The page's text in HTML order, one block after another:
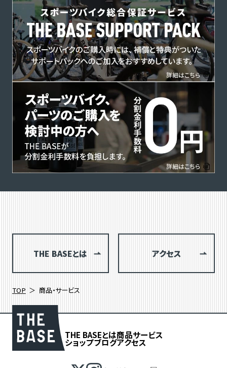
THE BASEとは アクセス
TOP 商品・サービス
THE BASEとは商品サービス
ショップブログアクセス